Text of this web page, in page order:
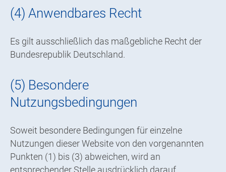
(4) Anwendbares Recht
Es gilt ausschließlich das maßgebliche Recht der
Bundesrepublik Deutschland.
(5) Besondere
Nutzungsbedingungen
Soweit besondere Bedingungen für einzelne
Nutzungen dieser Website von den vorgenannten
Punkten (1) bis (3) abweichen, wird an
entsprechender Stelle ausdrücklich darauf